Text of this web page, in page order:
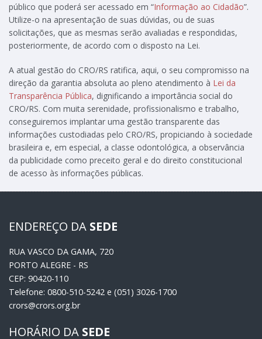
público que poderá ser acessado em “Informação ao Cidadão”.
Utilize-o na apresentação de suas dúvidas, ou de suas
solicitações, que as mesmas serão avaliadas e respondidas,
posteriormente, de acordo com o disposto na Lei.
A atual gestão do CRO/RS ratifica, aqui, o seu compromisso na
direção da garantia absoluta ao pleno atendimento à Lei da
Transparência Pública, dignificando a importância social do
CRO/RS. Com muita serenidade, profissionalismo e trabalho,
conseguiremos implantar uma gestão transparente das
informações custodiadas pelo CRO/RS, propiciando à sociedade
brasileira e, em especial, a classe odontológica, a observância
da publicidade como preceito geral e do direito constitucional
de acesso às informações públicas.
ENDEREÇO DA SEDE
RUA VASCO DA GAMA, 720
PORTO ALEGRE - RS
CEP: 90420-110
Telefone: 0800-510-5242 e (051) 3026-1700
crors@crors.org.br
HORÁRIO DA SEDE